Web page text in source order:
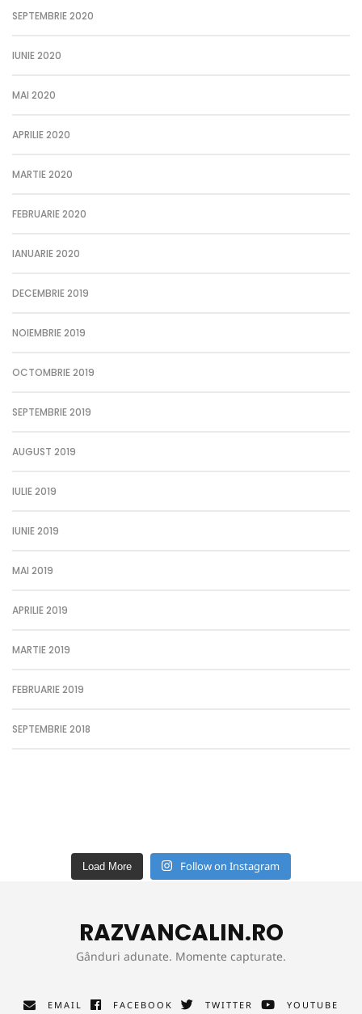
SEPTEMBRIE 2020
IUNIE 2020
MAI 2020
APRILIE 2020
MARTIE 2020
FEBRUARIE 2020
IANUARIE 2020
DECEMBRIE 2019
NOIEMBRIE 2019
OCTOMBRIE 2019
SEPTEMBRIE 2019
AUGUST 2019
IULIE 2019
IUNIE 2019
MAI 2019
APRILIE 2019
MARTIE 2019
FEBRUARIE 2019
SEPTEMBRIE 2018
Load More Follow on Instagram
RAZVANCALIN.RO
Gânduri adunate. Momente capturate.
EMAIL FACEBOOK TWITTER YOUTUBE